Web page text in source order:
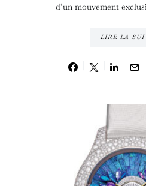
d’un mouvement
LIRE LA